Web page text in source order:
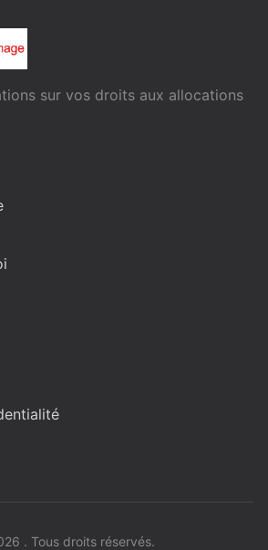
sur vos droits aux allocations
. Tous droits réservés.